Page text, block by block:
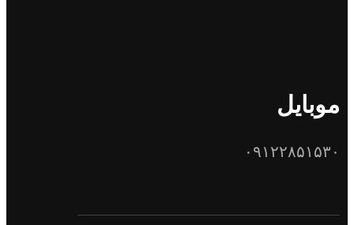
موبایل
۰۹۱۲۲۸۵۱۵۳۰